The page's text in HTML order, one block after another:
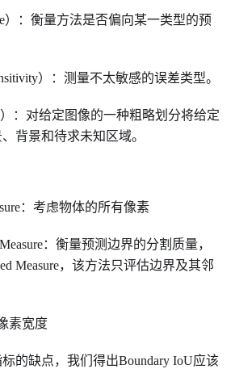
）：衡量方法是否偏向某一类型的预
）：测量不太敏感的误差类型。
：对给定图像的一种粗略划分将给定
背景和待求未知区域。
：考虑物体的所有像素
：衡量预测边界的分割质量，
Measure，该方法只评估边界及其邻
素宽度
的缺点，我们得出Boundary IoU应该